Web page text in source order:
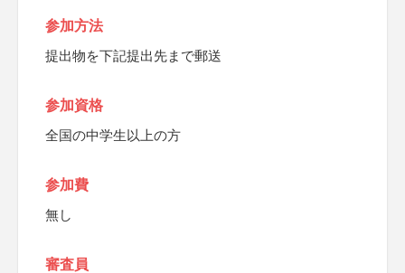
参加方法
提出物を下記提出先まで郵送
参加資格
全国の中学生以上の方
参加費
無し
審査員